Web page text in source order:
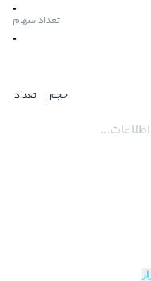
-
تعداد سهام
-
حجم تعداد